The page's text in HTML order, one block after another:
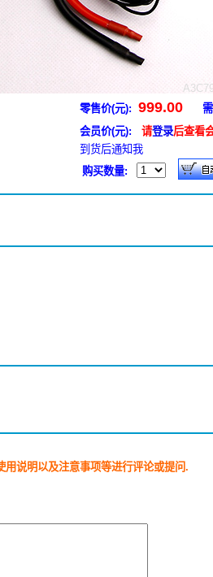
零售价(元): 999.00
会员价(元):
请登录后查看
到货后通知我
购买数量:
说明以及注意事项等进行评论或提问.